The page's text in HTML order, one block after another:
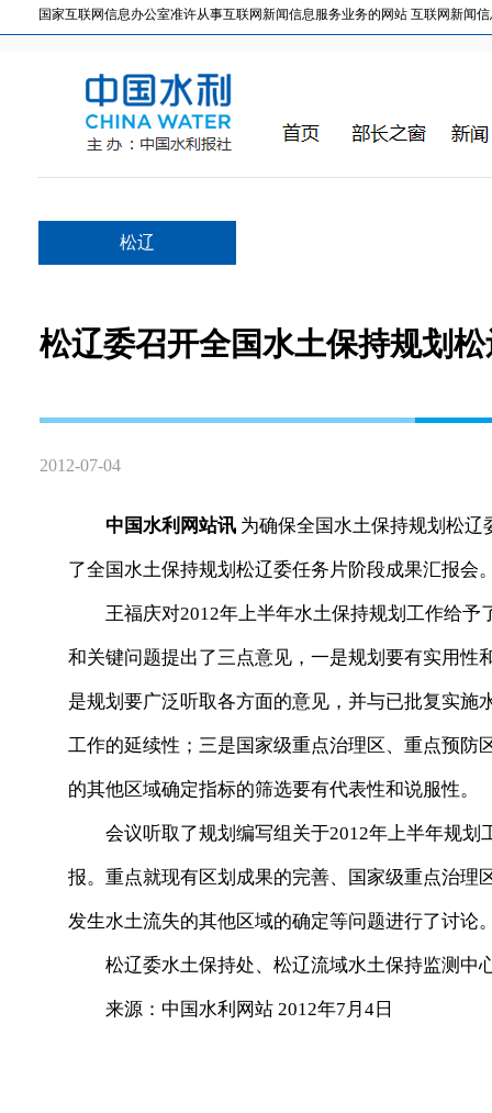
国家互联网信息办公室准许从事互联网新闻信息服务业务的网站 互联网新闻信
松辽
松辽委召开全国水土保持规划
2012-07-04
中国水利网站讯 为确保全国水土保持规划松
了全国水土保持规划松辽委任务片阶段成果汇报会
王福庆对2012年上半年水土保持规划工作给予
和关键问题提出了三点意见，一是规划要有实用
是规划要广泛听取各方面的意见，并与已批复实
工作的延续性；三是国家级重点治理区、重点预
的其他区域确定指标的筛选要有代表性和说服性。
会议听取了规划编写组关于2012年上半年规划
报。重点就现有区划成果的完善、国家级重点治
发生水土流失的其他区域的确定等问题进行了讨论
松辽委水土保持处、松辽流域水土保持监测中
来源：中国水利网站 2012年7月4日